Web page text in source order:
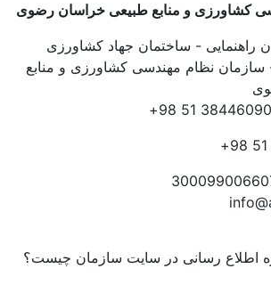
کشاورزی و منابع طبیعی خراسان رضوی
راهنمایی - ساختمان جهاد کشاورزی
نظام مهندسی کشاورزی و منابع
اطلاع رسانی در سایت سازمان چیست؟